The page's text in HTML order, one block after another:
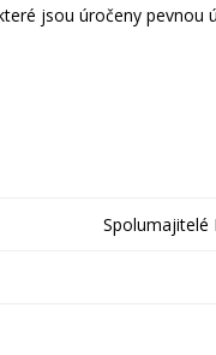
jsou úročeny
Spolumajitelé